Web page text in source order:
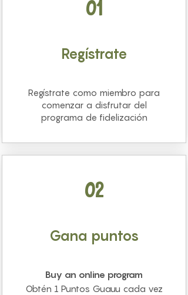
01
Regístrate
Regístrate como miembro para
comenzar a disfrutar del
programa de fidelización
02
Gana puntos
Buy an online program
Obtén 1 Puntos Guauu cada vez